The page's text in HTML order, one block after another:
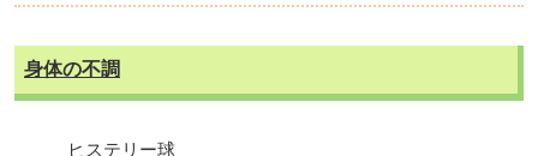
身体の不調
ヒステリー球